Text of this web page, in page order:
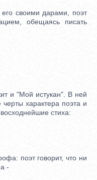
своими дарами, поэт
обещаясь писать
и "Мой истукан". В ней
характера поэта и
стиха:
поэт говорит, что ни
-